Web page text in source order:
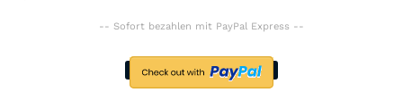
-- Sofort bezahlen mit PayPal Express --